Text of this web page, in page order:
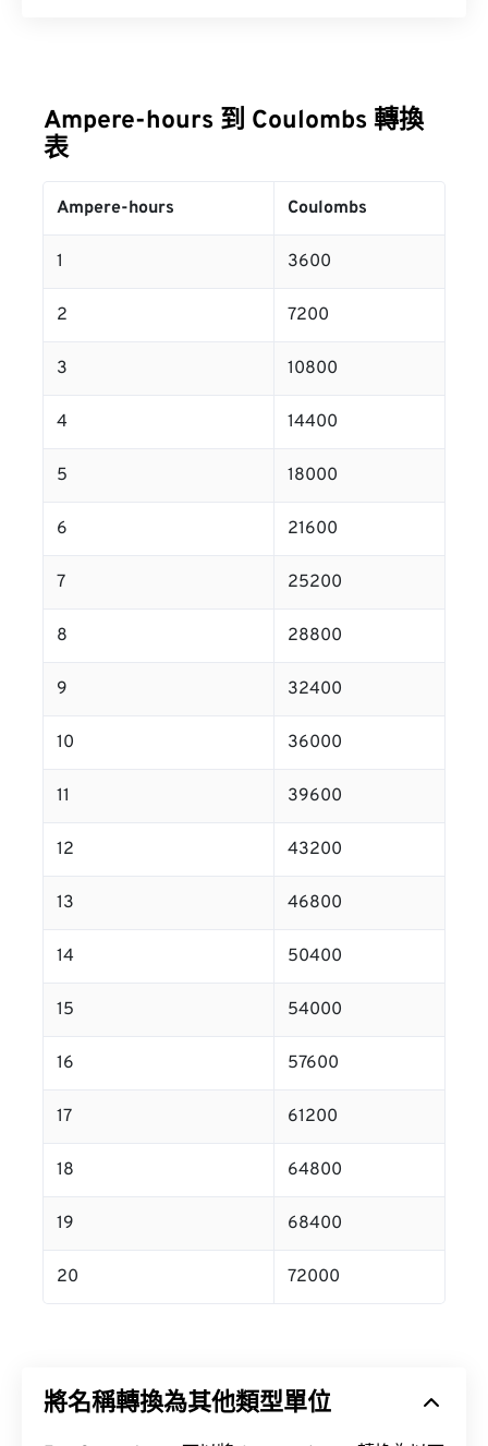
Ampere-hours 到 Coulombs 轉換
表
Ampere-hours Coulombs
1 3600
2 7200
3 10800
4 14400
5 18000
6 21600
7 25200
8 28800
9 32400
10 36000
11 39600
12 43200
13 46800
14 50400
15 54000
16 57600
17 61200
18 64800
19 68400
20 72000
將名稱轉換為其他類型單位